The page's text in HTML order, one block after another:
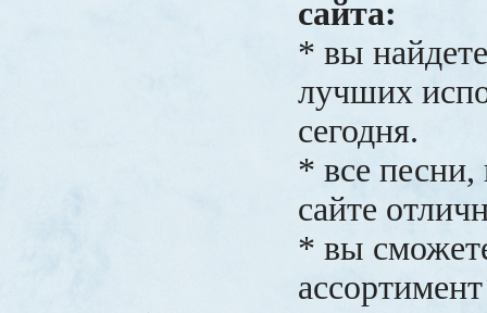
сайта:
* вы
лучших
сегодня.
* все песни,
сайте
* вы